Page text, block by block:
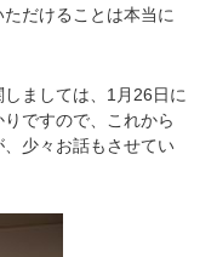
だけることは本当に
ましては、1月26日に
ですので、これから
少々お話もさせてい